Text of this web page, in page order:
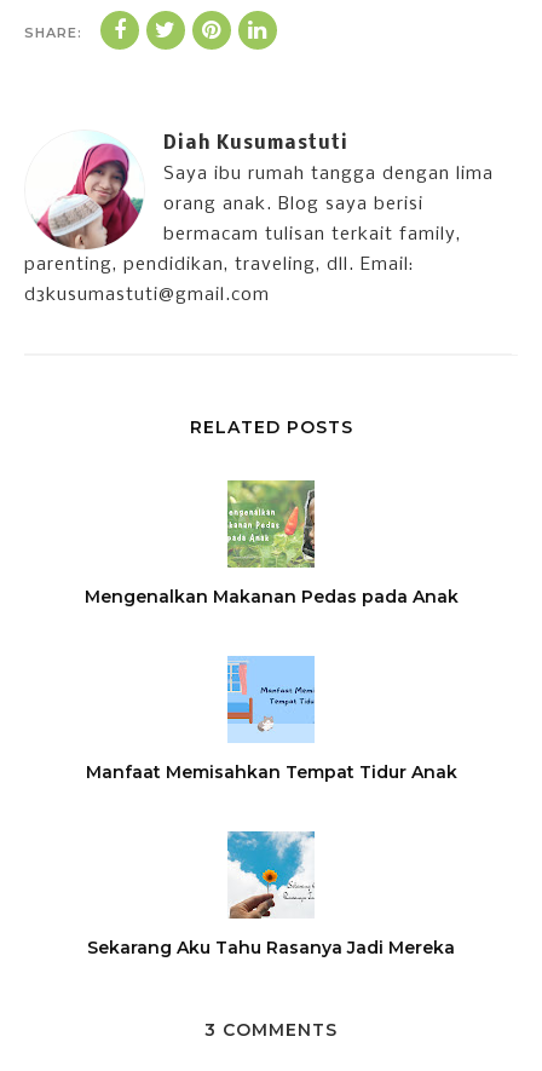
SHARE:
Diah Kusumastuti
Saya ibu rumah tangga dengan lima
orang anak. Blog saya berisi
bermacam tulisan terkait family,
parenting, pendidikan, traveling, dll. Email:
d3kusumastuti@gmail.com
RELATED POSTS
Mengenalkan Makanan Pedas pada Anak
Manfaat Memisahkan Tempat Tidur Anak
Sekarang Aku Tahu Rasanya Jadi Mereka
3 COMMENTS